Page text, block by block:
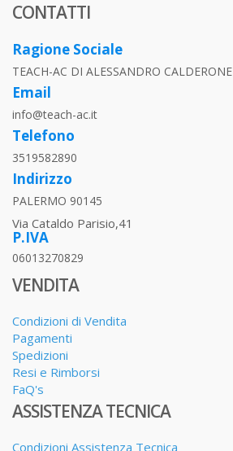
CONTATTI
Ragione Sociale
TEACH-AC DI ALESSANDRO CALDERONE
Email
info@teach-ac.it
Telefono
3519582890
Indirizzo
PALERMO 90145
Via Cataldo Parisio,41
P.IVA
06013270829
VENDITA
Condizioni di Vendita
Pagamenti
Spedizioni
Resi e Rimborsi
FaQ's
ASSISTENZA TECNICA
Condizioni Assistenza Tecnica